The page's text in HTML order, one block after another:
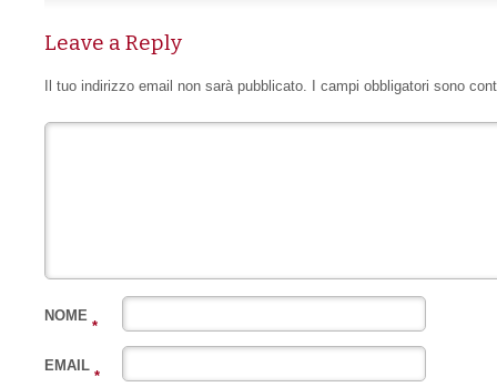
Leave a Reply
Il tuo indirizzo email non sarà pubblicato. I campi obbligatori sono
NOME
*
EMAIL
*